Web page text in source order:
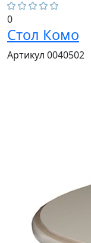
0
Стол Комо
Артикул 0040502